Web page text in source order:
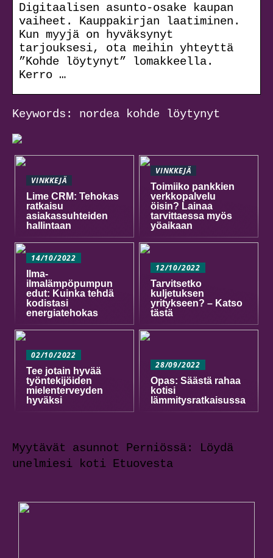
Digitaalisen asunto-osake kaupan
vaiheet. Kauppakirjan laatiminen.
Kun myyjä on hyväksynyt
tarjouksesi, ota meihin yhteyttä
”Kohde löytynyt” lomakkeella.
Kerro …
Keywords: nordea kohde löytynyt
VINKKEJÄ
Lime CRM: Tehokas
ratkaisu
asiakassuhteiden
hallintaan
VINKKEJÄ
Toimiiko pankkien
verkkopalvelu
öisin? Lainaa
tarvittaessa myös
yöaikaan
14/10/2022
Ilma-
ilmalämpöpumpun
edut: Kuinka tehdä
kodistasi
energiatehokas
12/10/2022
Tarvitsetko
kuljetuksen
yritykseen? – Katso
tästä
02/10/2022
Tee jotain hyvää
työntekijöiden
mielenterveyden
hyväksi
28/09/2022
Opas: Säästä rahaa
kotisi
lämmitysratkaisussa
Myytävät asunnot Perniössä: Löydä
unelmiesi koti Etuovesta